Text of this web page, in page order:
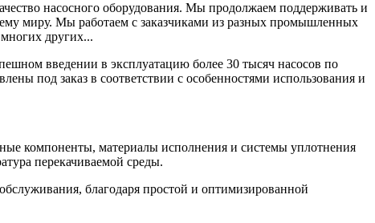
насосного оборудования. Мы продолжаем поддерживать и
миру. Мы работаем с заказчиками из разных промышленных
других...
введении в эксплуатацию более 30 тысяч насосов по
под заказ в соответствии с особенностями использования и
компоненты, материалы исполнения и системы уплотнения
перекачиваемой среды.
благодаря простой и оптимизированной